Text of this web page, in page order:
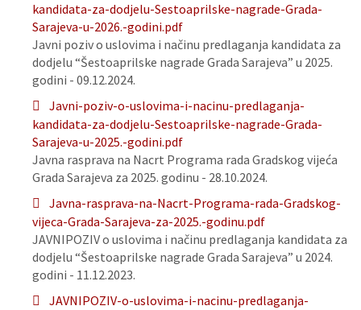
kandidata-za-dodjelu-Sestoaprilske-nagrade-Grada-
Sarajeva-u-2026.-godini.pdf
Javni poziv o uslovima i načinu predlaganja kandidata za
dodjelu “Šestoaprilske nagrade Grada Sarajeva” u 2025.
godini - 09.12.2024.
Javni-poziv-o-uslovima-i-nacinu-predlaganja-
kandidata-za-dodjelu-Sestoaprilske-nagrade-Grada-
Sarajeva-u-2025.-godini.pdf
Javna rasprava na Nacrt Programa rada Gradskog vijeća
Grada Sarajeva za 2025. godinu - 28.10.2024.
Javna-rasprava-na-Nacrt-Programa-rada-Gradskog-
vijeca-Grada-Sarajeva-za-2025.-godinu.pdf
JAVNIPOZIV o uslovima i načinu predlaganja kandidata za
dodjelu “Šestoaprilske nagrade Grada Sarajeva” u 2024.
godini - 11.12.2023.
JAVNIPOZIV-o-uslovima-i-nacinu-predlaganja-